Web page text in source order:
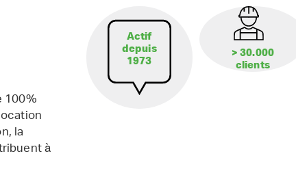
100%
la
à
Actif
depuis
1973
> 30.000
clients